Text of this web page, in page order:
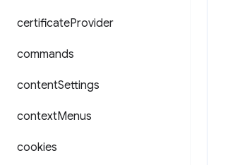
certificateProvider
commands
contentSettings
contextMenus
cookies